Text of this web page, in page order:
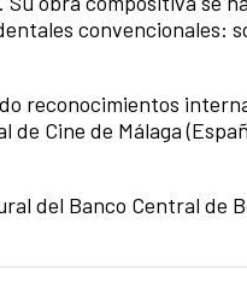
convencionales:
reconocimientos
Cine de Málaga
del Banco Central de